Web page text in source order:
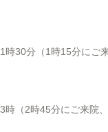
30分（1時15分にご
（2時45分にご来院、